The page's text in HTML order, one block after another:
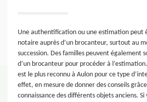
Une authentification ou une estimation peut
notaire auprès d’un brocanteur, surtout au
succession. Des familles peuvent également
d’un brocanteur pour procéder à
est le plus reconnu à Aulon pour ce type
effet, en mesure de donner des conseils
connaissance des différents objets anciens. Si